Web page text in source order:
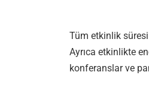
Tüm etkinlik
Ayrıca etkinlikte
konferanslar ve